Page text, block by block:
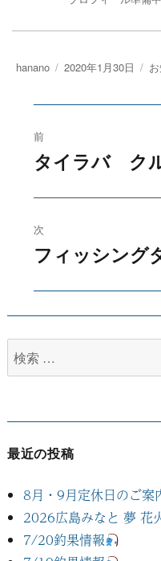
投
hanano
投
2020年1月30日
カ
稿
ビ
ゲ
ー
シ
ョ
前
過
投
稿:
タイラバ ク
次
次
稿:
フィッシング
検
索
最近の投稿
8月・9月定休日のご案
2026広島みなと 夢 花
7/20釣果情報